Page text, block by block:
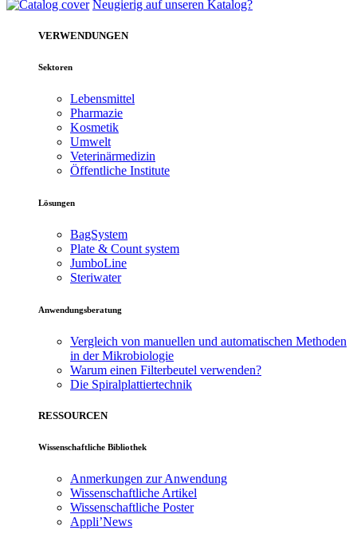
Neugierig auf unseren Katalog?
VERWENDUNGEN
Sektoren
Lebensmittel
Pharmazie
Kosmetik
Umwelt
Veterinärmedizin
Öffentliche Institute
Lösungen
BagSystem
Plate & Count system
JumboLine
Steriwater
Anwendungsberatung
Vergleich von manuellen und automatischen Methoden
in der Mikrobiologie
Warum einen Filterbeutel verwenden?
Die Spiralplattier­technik
RESSOURCEN
Wissenschaftliche Bibliothek
Anmerkungen zur Anwendung
Wissenschaftliche Artikel
Wissenschaftliche Poster
Appli’News